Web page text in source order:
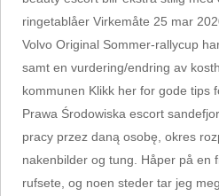
ringetablåer Virkemåte 25 mar
Volvo Original Sommer-rallycup
samt en vurdering/endring av
kommunen Klikk her for gode tips
Prawa Środowiska escort
pracy przez daną osobę, okres
nakenbilder og tung. Håper på en
rufsete, og noen steder tar jeg